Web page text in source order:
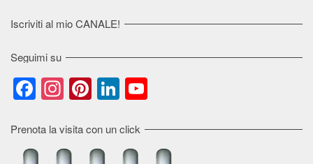
Iscriviti al mio CANALE!
Seguimi su
Facebook
Instagram
Pinterest
LinkedIn
Prenota la visita con un click